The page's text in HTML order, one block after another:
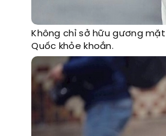
Không chỉ sở hữu gương
Quốc khỏe khoắn.